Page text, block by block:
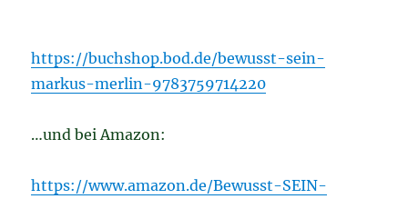
https://buchshop.bod.de/bewusst-sein-
markus-merlin-9783759714220
…und bei Amazon:
https://www.amazon.de/Bewusst-SEIN-